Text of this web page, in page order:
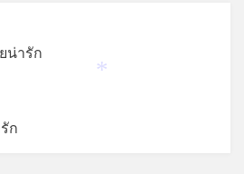
น่ารัก
ก